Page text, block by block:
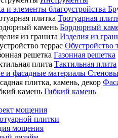
Тротуарная
Бордюрный
Изделия из
Обустройство
Газонная решетка
Тактильная плита
Гибкий камень
мощения
плитки
мощения